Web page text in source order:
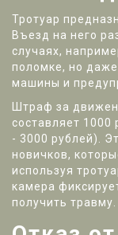
Тротуар
Въезд на него
случаях,
поломке, но
машины и
Штраф за
составляет 1000
- 3000 рублей).
новичков,
используя
камера
получить травму.